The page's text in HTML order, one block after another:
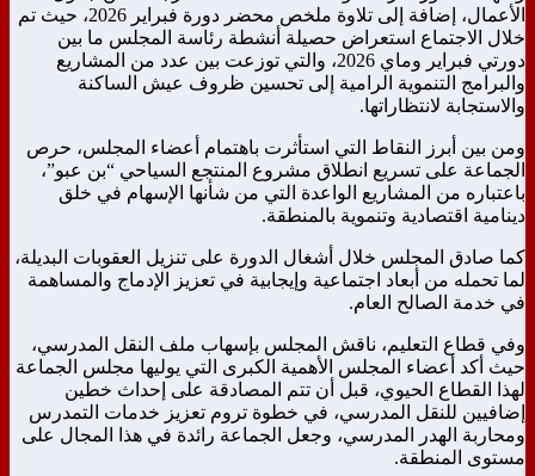
الأعمال، إضافة إلى تلاوة ملخص محضر دورة فبراير 2026، حيث تم
خلال الاجتماع استعراض حصيلة أنشطة رئاسة المجلس ما بين
دورتي فبراير وماي 2026، والتي توزعت بين عدد من المشاريع
والبرامج التنموية الرامية إلى تحسين ظروف عيش الساكنة
والاستجابة لانتظاراتها.
ومن بين أبرز النقاط التي استأثرت باهتمام أعضاء المجلس، حرص
الجماعة على تسريع انطلاق مشروع المنتجع السياحي “بن عبو”،
باعتباره من المشاريع الواعدة التي من شأنها الإسهام في خلق
دينامية اقتصادية وتنموية بالمنطقة.
كما صادق المجلس خلال أشغال الدورة على تنزيل العقوبات البديلة،
لما تحمله من أبعاد اجتماعية وإيجابية في تعزيز الإدماج والمساهمة
في خدمة الصالح العام.
وفي قطاع التعليم، ناقش المجلس بإسهاب ملف النقل المدرسي،
حيث أكد أعضاء المجلس الأهمية الكبرى التي يوليها مجلس الجماعة
لهذا القطاع الحيوي، قبل أن تتم المصادقة على إحداث خطين
إضافيين للنقل المدرسي، في خطوة تروم تعزيز خدمات التمدرس
ومحاربة الهدر المدرسي، وجعل الجماعة رائدة في هذا المجال على
مستوى المنطقة.